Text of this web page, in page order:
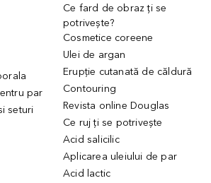
par
seturi
Ce fard de obraz ți se
potrivește?
Cosmetice coreene
Ulei de argan
Erupție cutanată de căldură
Contouring
Revista online Douglas
Ce ruj ți se potrivește
Acid salicilic
Aplicarea uleiului de par
Acid lactic